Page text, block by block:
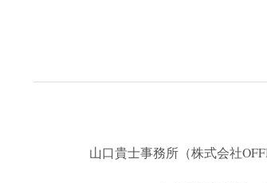
山口貴士事務所（株式会社